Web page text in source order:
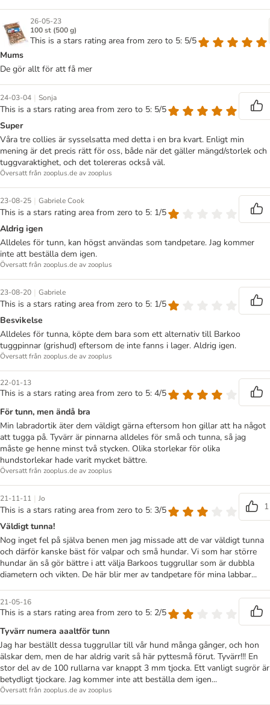
26-05-23
100 st (500 g)
This is a stars rating area from zero to 5: 5/5
Mums
De gör allt för att få mer
24-03-04 | Sonja
This is a stars rating area from zero to 5: 5/5
Super
Våra tre collies är sysselsatta med detta i en bra kvart. Enligt min
mening är det precis rätt för oss, både när det gäller mängd/storlek och
tuggvaraktighet, och det tolereras också väl.
Översatt från zooplus.de av zooplus
23-08-25 | Gabriele Cook
This is a stars rating area from zero to 5: 1/5
Aldrig igen
Alldeles för tunn, kan högst användas som tandpetare. Jag kommer
inte att beställa dem igen.
Översatt från zooplus.de av zooplus
23-08-20 | Gabriele
This is a stars rating area from zero to 5: 1/5
Besvikelse
Alldeles för tunna, köpte dem bara som ett alternativ till Barkoo
tuggpinnar (grishud) eftersom de inte fanns i lager. Aldrig igen.
Översatt från zooplus.de av zooplus
22-01-13
This is a stars rating area from zero to 5: 4/5
För tunn, men ändå bra
Min labradortik äter dem väldigt gärna eftersom hon gillar att ha något
att tugga på. Tyvärr är pinnarna alldeles för små och tunna, så jag
måste ge henne minst två stycken. Olika storlekar för olika
hundstorlekar hade varit mycket bättre.
Översatt från zooplus.de av zooplus
21-11-11 | Jo
This is a stars rating area from zero to 5: 3/5
1
Väldigt tunna!
Nog inget fel på själva benen men jag missade att de var väldigt tunna
och därför kanske bäst för valpar och små hundar. Vi som har större
hundar än så gör bättre i att välja Barkoos tuggrullar som är dubbla
diametern och vikten. De här blir mer av tandpetare för mina labbar...
21-05-16
This is a stars rating area from zero to 5: 2/5
Tyvärr numera aaaltför tunn
Jag har beställt dessa tuggrullar till vår hund många gånger, och hon
älskar dem, men de har aldrig varit så här pyttesmå förut. Tyvärr!!! En
stor del av de 100 rullarna var knappt 3 mm tjocka. Ett vanligt sugrör är
betydligt tjockare. Jag kommer inte att beställa dem igen...
Översatt från zooplus.de av zooplus